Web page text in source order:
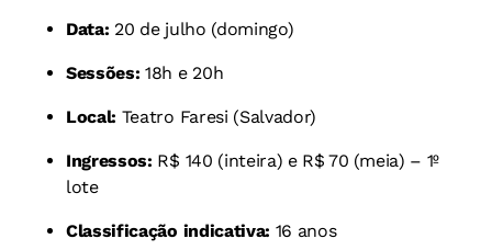
Data: 20 de julho (domingo)
Sessões:18h e 20h
Local: Teatro Faresi (Salvador)
Ingressos: R$ 140 (inteira) e R$ 70 (meia) – 1º
lote
Classificação indicativa: 16 anos